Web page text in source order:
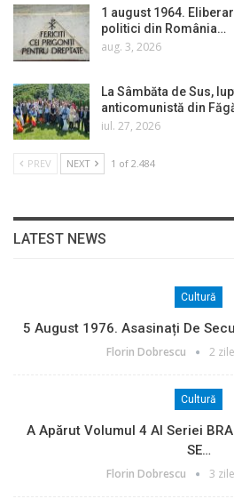
1 august 1964.
politici din România…
aug. 3, 2026
La Sâmbăta de Sus,
anticomunistă din
iul. 27, 2026
PREV NEXT 1 of 2.484
LATEST NEWS
Cultură
5 August 1976. Asasinați De
Florin Dobrescu 2
Cultură
A Apărut Volumul 4 Al Seriei
SE…
Florin Dobrescu 3